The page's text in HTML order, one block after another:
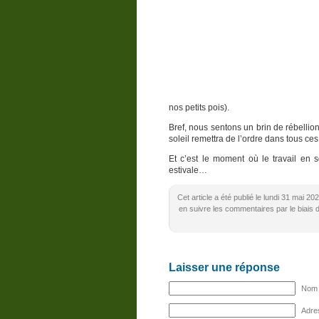
nos petits pois).
Bref, nous sentons un brin de
soleil remettra de l’ordre dans tous
Et c’est le moment où le travail en
estivale…
Cet article a été publié le lundi 31 mai
en suivre les commentaires par le biais
Laisser une réponse